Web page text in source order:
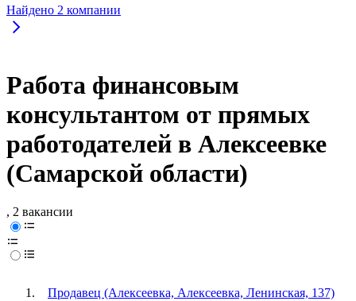
Найдено 2 компании
Работа финансовым
консультантом от прямых
работодателей в Алексеевке
(Самарской области)
, 2 вакансии
Продавец (Алексеевка, Алексеевка, Ленинская, 137)